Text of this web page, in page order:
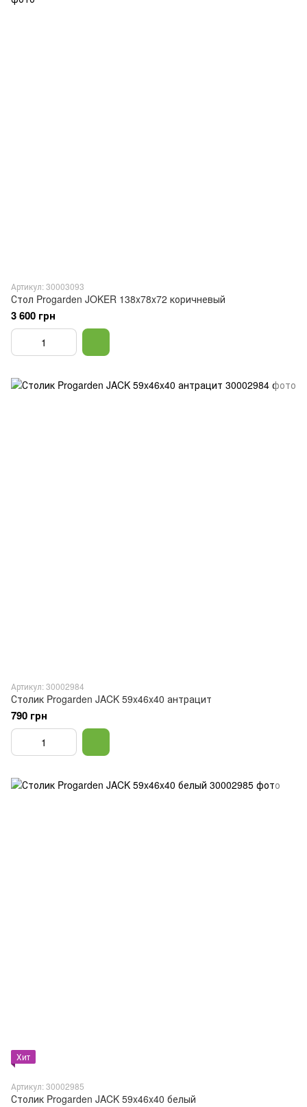
Артикул: 30003093
Стол Progarden JOKER 138x78x72 коричневый
3 600 грн
Артикул: 30002984
Столик Progarden JACK 59x46x40 антрацит
790 грн
Хит
Артикул: 30002985
Столик Progarden JACK 59x46x40 белый